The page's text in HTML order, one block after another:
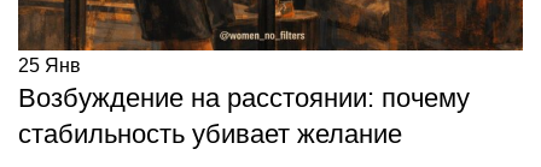
25 Янв
Возбуждение на расстоянии: почему
стабильность убивает желание